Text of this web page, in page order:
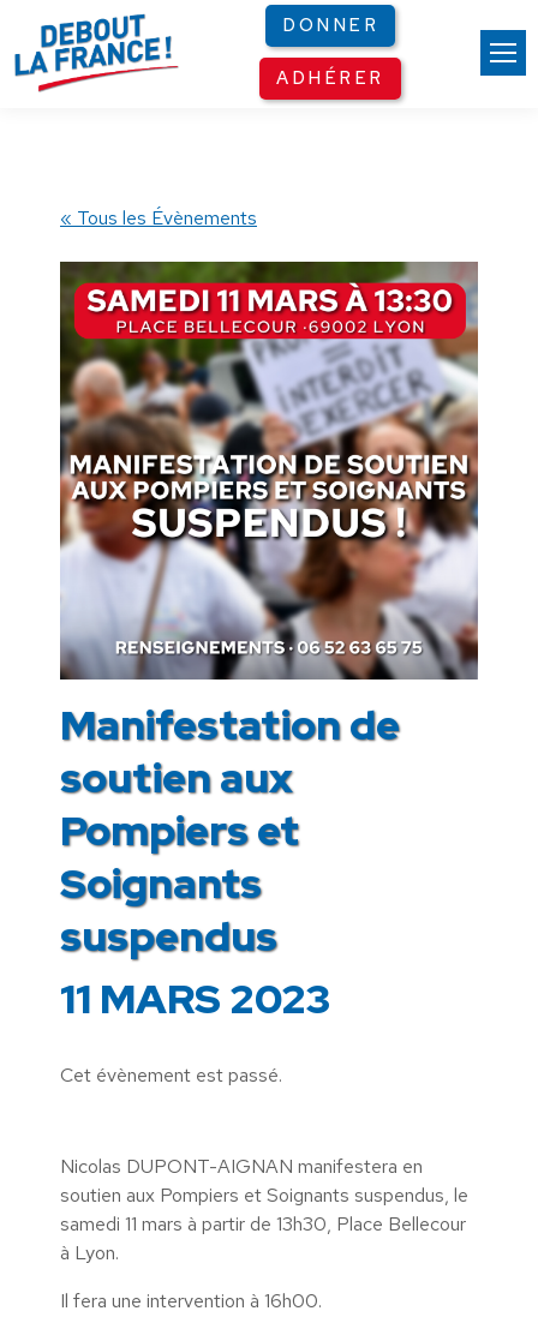
DONNER
ADHÉRER
« Tous les Évènements
Manifestation de
soutien aux
Pompiers et
Soignants
suspendus
11 MARS 2023
Cet évènement est passé.
Nicolas DUPONT-AIGNAN manifestera en
soutien aux Pompiers et Soignants suspendus, le
samedi 11 mars à partir de 13h30, Place Bellecour
à Lyon.
Il fera une intervention à 16h00.
Panneau de gestion des cookies